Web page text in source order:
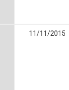
11/11/2015